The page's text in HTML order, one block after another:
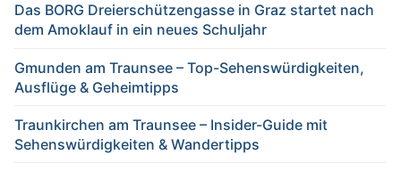
Das BORG Dreierschützengasse in Graz startet nach
dem Amoklauf in ein neues Schuljahr
Gmunden am Traunsee – Top-Sehenswürdigkeiten,
Ausflüge & Geheimtipps
Traunkirchen am Traunsee – Insider-Guide mit
Sehenswürdigkeiten & Wandertipps